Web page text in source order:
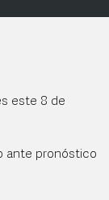
este 8 de
ante pronóstico